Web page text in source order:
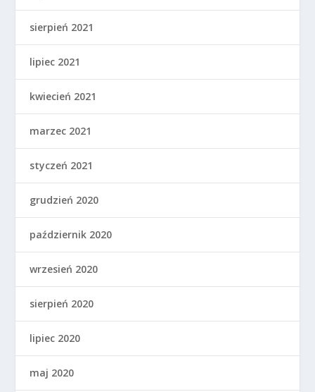
sierpień 2021
lipiec 2021
kwiecień 2021
marzec 2021
styczeń 2021
grudzień 2020
październik 2020
wrzesień 2020
sierpień 2020
lipiec 2020
maj 2020